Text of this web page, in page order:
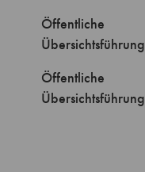
Öffentliche
Übersichtsführung
Öffentliche
Übersichtsführung